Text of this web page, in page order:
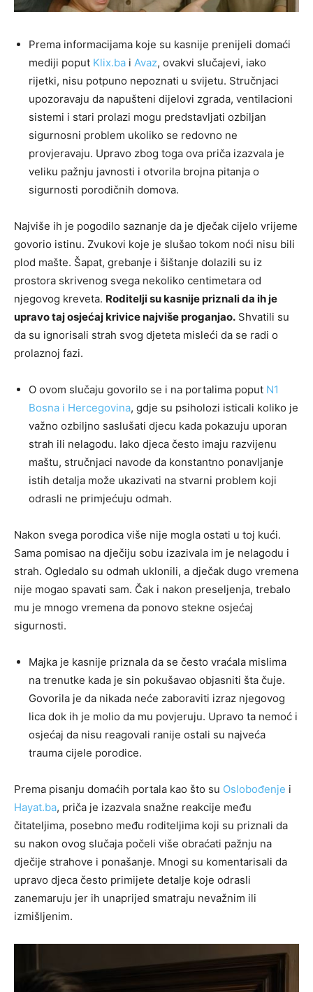
Prema informacijama koje su kasnije prenijeli domaći
mediji poput Klix.ba i Avaz, ovakvi slučajevi, iako
rijetki, nisu potpuno nepoznati u svijetu. Stručnjaci
upozoravaju da napušteni dijelovi zgrada, ventilacioni
sistemi i stari prolazi mogu predstavljati ozbiljan
sigurnosni problem ukoliko se redovno ne
provjeravaju. Upravo zbog toga ova priča izazvala je
veliku pažnju javnosti i otvorila brojna pitanja o
sigurnosti porodičnih domova.
Najviše ih je pogodilo saznanje da je dječak cijelo vrijeme
govorio istinu. Zvukovi koje je slušao tokom noći nisu bili
plod mašte. Šapat, grebanje i šištanje dolazili su iz
prostora skrivenog svega nekoliko centimetara od
njegovog kreveta. Roditelji su kasnije priznali da ih je
upravo taj osjećaj krivice najviše proganjao. Shvatili su
da su ignorisali strah svog djeteta misleći da se radi o
prolaznoj fazi.
O ovom slučaju govorilo se i na portalima poput N1
Bosna i Hercegovina, gdje su psiholozi isticali koliko je
važno ozbiljno saslušati djecu kada pokazuju uporan
strah ili nelagodu. Iako djeca često imaju razvijenu
maštu, stručnjaci navode da konstantno ponavljanje
istih detalja može ukazivati na stvarni problem koji
odrasli ne primjećuju odmah.
Nakon svega porodica više nije mogla ostati u toj kući.
Sama pomisao na dječiju sobu izazivala im je nelagodu i
strah. Ogledalo su odmah uklonili, a dječak dugo vremena
nije mogao spavati sam. Čak i nakon preseljenja, trebalo
mu je mnogo vremena da ponovo stekne osjećaj
sigurnosti.
Majka je kasnije priznala da se često vraćala mislima
na trenutke kada je sin pokušavao objasniti šta čuje.
Govorila je da nikada neće zaboraviti izraz njegovog
lica dok ih je molio da mu povjeruju. Upravo ta nemoć i
osjećaj da nisu reagovali ranije ostali su najveća
trauma cijele porodice.
Prema pisanju domaćih portala kao što su Oslobođenje i
Hayat.ba, priča je izazvala snažne reakcije među
čitateljima, posebno među roditeljima koji su priznali da
su nakon ovog slučaja počeli više obraćati pažnju na
dječije strahove i ponašanje. Mnogi su komentarisali da
upravo djeca često primijete detalje koje odrasli
zanemaruju jer ih unaprijed smatraju nevažnim ili
izmišljenim.